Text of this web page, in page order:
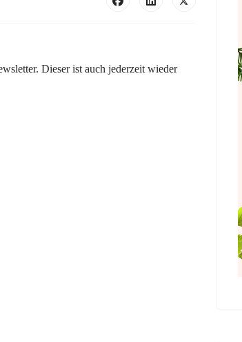
Dieser ist auch jederzeit wieder